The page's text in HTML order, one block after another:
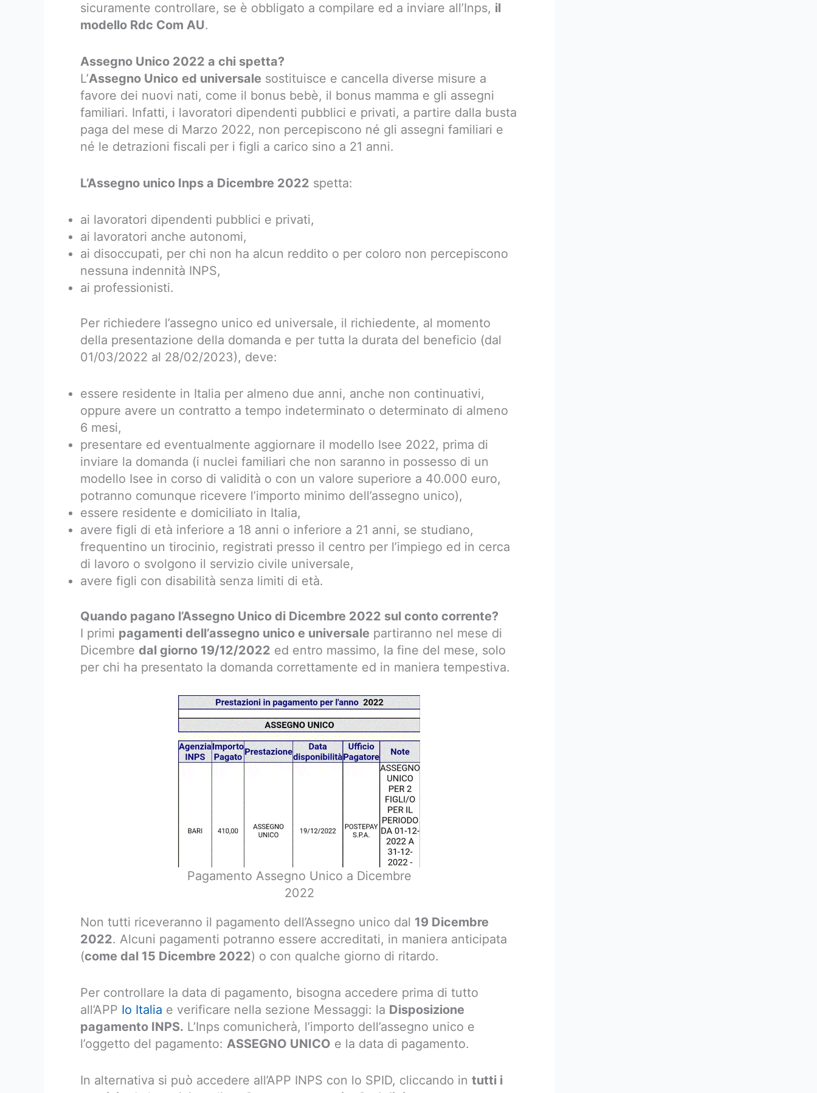
sicuramente controllare, se è obbligato a compilare ed a inviare all’Inps, il
modello Rdc Com AU.
Assegno Unico 2022 a chi spetta?
L’Assegno Unico ed universale sostituisce e cancella diverse misure a
favore dei nuovi nati, come il bonus bebè, il bonus mamma e gli assegni
familiari. Infatti, i lavoratori dipendenti pubblici e privati, a partire dalla busta
paga del mese di Marzo 2022, non percepiscono né gli assegni familiari e
né le detrazioni fiscali per i figli a carico sino a 21 anni.
L’Assegno unico Inps a Dicembre 2022 spetta:
ai lavoratori dipendenti pubblici e privati,
ai lavoratori anche autonomi,
ai disoccupati, per chi non ha alcun reddito o per coloro non percepiscono
nessuna indennità INPS,
ai professionisti.
Per richiedere l’assegno unico ed universale, il richiedente, al momento
della presentazione della domanda e per tutta la durata del beneficio (dal
01/03/2022 al 28/02/2023), deve:
essere residente in Italia per almeno due anni, anche non continuativi,
oppure avere un contratto a tempo indeterminato o determinato di almeno
6 mesi,
presentare ed eventualmente aggiornare il modello Isee 2022, prima di
inviare la domanda (i nuclei familiari che non saranno in possesso di un
modello Isee in corso di validità o con un valore superiore a 40.000 euro,
potranno comunque ricevere l’importo minimo dell’assegno unico),
essere residente e domiciliato in Italia,
avere figli di età inferiore a 18 anni o inferiore a 21 anni, se studiano,
frequentino un tirocinio, registrati presso il centro per l’impiego ed in cerca
di lavoro o svolgono il servizio civile universale,
avere figli con disabilità senza limiti di età.
Quando pagano l’Assegno Unico di Dicembre 2022 sul conto corrente?
I primi pagamenti dell’assegno unico e universale partiranno nel mese di
Dicembre dal giorno 19/12/2022 ed entro massimo, la fine del mese, solo
per chi ha presentato la domanda correttamente ed in maniera tempestiva.
Pagamento Assegno Unico a Dicembre
2022
Non tutti riceveranno il pagamento dell’Assegno unico dal 19 Dicembre
2022. Alcuni pagamenti potranno essere accreditati, in maniera anticipata
(come dal 15 Dicembre 2022) o con qualche giorno di ritardo.
Per controllare la data di pagamento, bisogna accedere prima di tutto
all’APP Io Italia e verificare nella sezione Messaggi: la Disposizione
pagamento INPS. L’Inps comunicherà, l’importo dell’assegno unico e
l’oggetto del pagamento: ASSEGNO UNICO e la data di pagamento.
In alternativa si può accedere all’APP INPS con lo SPID, cliccando in tutti i